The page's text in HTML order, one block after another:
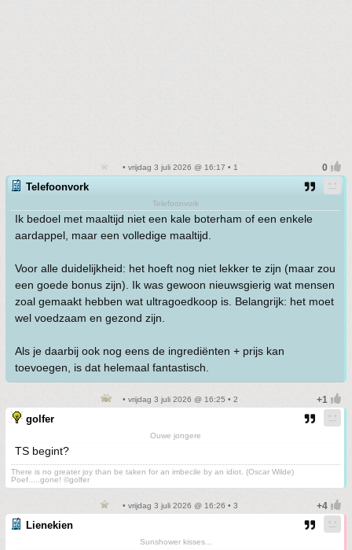
• vrijdag 3 juli 2026 @ 16:17 • 1
Telefoonvork
Telefoonvork
Ik bedoel met maaltijd niet een kale boterham of een enkele
aardappel, maar een volledige maaltijd.
Voor alle duidelijkheid: het hoeft nog niet lekker te zijn (maar zou
een goede bonus zijn). Ik was gewoon nieuwsgierig wat mensen
zoal gemaakt hebben wat ultragoedkoop is. Belangrijk: het moet
wel voedzaam en gezond zijn.
Als je daarbij ook nog eens de ingrediënten + prijs kan
toevoegen, is dat helemaal fantastisch.
• vrijdag 3 juli 2026 @ 16:25 • 2
golfer
Ouwe jongere
TS begint?
There is no greater joy than be taken for an imbecile by an idiot. (Oscar Wilde)
Poef.....gone! ©golfer
• vrijdag 3 juli 2026 @ 16:26 • 3
Lienekien
Sunshower kisses...